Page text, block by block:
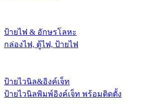
ป้ายไฟ & อักษรโลหะ
กล่องไฟ, ตู้ไฟ, ป้ายไฟ
ป้ายไวนิล&อิงค์เจ็ท
ป้ายไวนิลพิมพ์อิงค์เจ็ท พร้อมติดตั้ง